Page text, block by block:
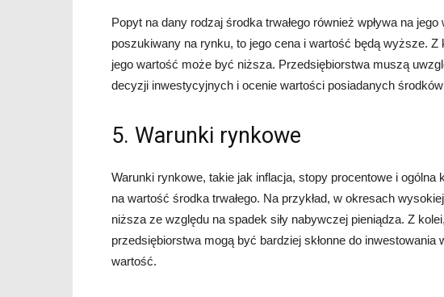
Popyt na dany rodzaj środka trwałego również wpływa na
poszukiwany na rynku, to jego cena i wartość będą wyższe.
jego wartość może być niższa. Przedsiębiorstwa muszą
decyzji inwestycyjnych i ocenie wartości posiadanych środków
5. Warunki rynkowe
Warunki rynkowe, takie jak inflacja, stopy procentowe i ogólna
na wartość środka trwałego. Na przykład, w okresach
niższa ze względu na spadek siły nabywczej pieniądza. Z
przedsiębiorstwa mogą być bardziej skłonne do
wartość.